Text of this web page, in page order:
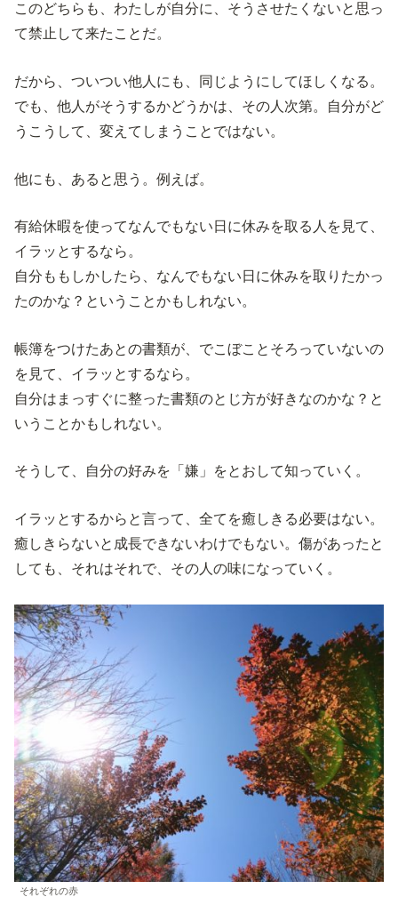
このどちらも、わたしが自分に、そうさせたくないと思っ
て禁止して来たことだ。
だから、ついつい他人にも、同じようにしてほしくなる。
でも、他人がそうするかどうかは、その人次第。自分がど
うこうして、変えてしまうことではない。
他にも、あると思う。例えば。
有給休暇を使ってなんでもない日に休みを取る人を見て、
イラッとするなら。
自分ももしかしたら、なんでもない日に休みを取りたかっ
たのかな？ということかもしれない。
帳簿をつけたあとの書類が、でこぼことそろっていないの
を見て、イラッとするなら。
自分はまっすぐに整った書類のとじ方が好きなのかな？と
いうことかもしれない。
そうして、自分の好みを「嫌」をとおして知っていく。
イラッとするからと言って、全てを癒しきる必要はない。
癒しきらないと成長できないわけでもない。傷があったと
しても、それはそれで、その人の味になっていく。
それぞれの赤